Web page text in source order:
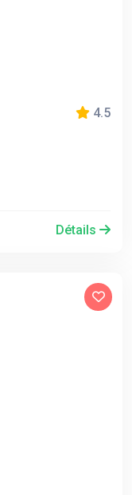
4.5
Détails